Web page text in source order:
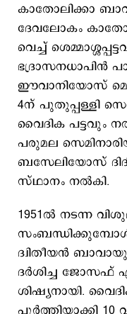
കാതോലിക്കാ
ദേവലോകം
വെച്ച്
ഭദ്രാസനധാപിൻ
ഈവാനിയോസ്
4ന് പുതുപ്പള്ളി
വൈദിക പട്ടവും
പരുമല
ബസേലിയോസ്
സ്ഥാനം നൽകി.
1951ൽ നടന്ന
ദ്വിതീയൻ
ദർശിച്ച ജോസഫ്
ശിഷ്യനായി.
പൂർത്തിയാക്കി